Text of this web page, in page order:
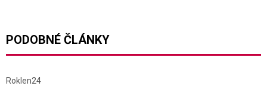
PODOBNÉ ČLÁNKY
Roklen24